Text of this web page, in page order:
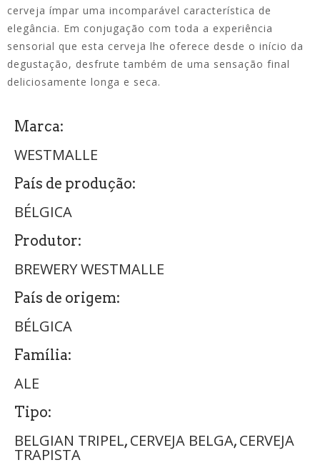
cerveja ímpar uma incomparável característica de
elegância. Em conjugação com toda a experiência
sensorial que esta cerveja lhe oferece desde o início da
degustação, desfrute também de uma sensação final
deliciosamente longa e seca.
Marca:
WESTMALLE
País de produção:
BÉLGICA
Produtor:
BREWERY WESTMALLE
País de origem:
BÉLGICA
Família:
ALE
Tipo:
BELGIAN TRIPEL, CERVEJA BELGA, CERVEJA
TRAPISTA